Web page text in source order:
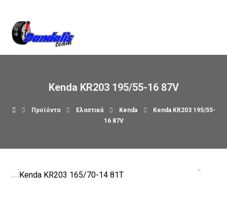
Kenda KR203 195/55-16 87V
Προϊόντα Ελαστικά Kenda
Kenda KR203 195/55-
16 87V